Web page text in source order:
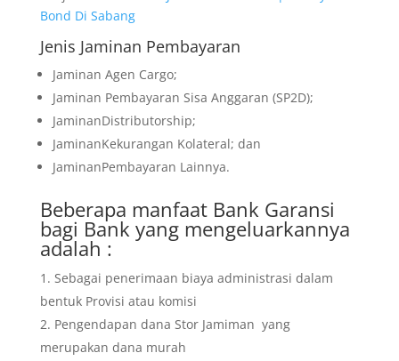
Bond Di Sabang
Jenis Jaminan Pembayaran
Jaminan Agen Cargo;
Jaminan Pembayaran Sisa Anggaran (SP2D);
JaminanDistributorship;
JaminanKekurangan Kolateral; dan
JaminanPembayaran Lainnya.
Beberapa manfaat Bank Garansi
bagi Bank yang mengeluarkannya
adalah :
Sebagai penerimaan biaya administrasi dalam
bentuk Provisi atau komisi
Pengendapan dana Stor Jamiman yang
merupakan dana murah